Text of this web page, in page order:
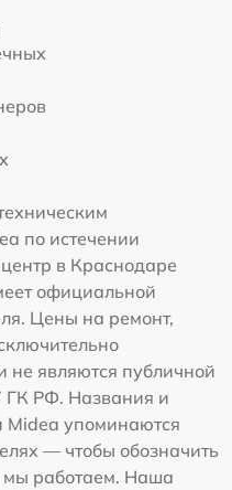
по истечении
в Краснодаре
официальной
Цены на ремонт,
не являются публичной
ГК РФ. Названия и
Midea упоминаются
— чтобы обозначить
мы работаем. Наша